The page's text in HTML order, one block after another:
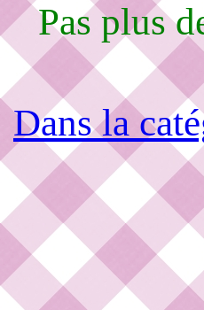
Pas plus
Dans la